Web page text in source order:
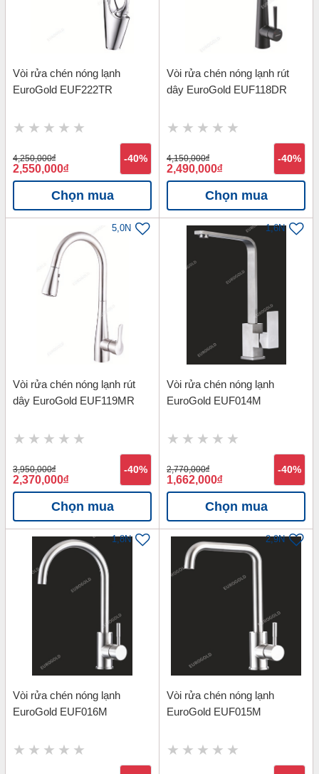
Vòi rửa chén nóng lạnh
EuroGold EUF222TR
4,250,000đ
2,550,000đ
-40%
Chọn mua
Vòi rửa chén nóng lạnh rút
dây EuroGold EUF118DR
4,150,000đ
2,490,000đ
-40%
Chọn mua
5,0N
Vòi rửa chén nóng lạnh rút
dây EuroGold EUF119MR
3,950,000đ
2,370,000đ
-40%
Chọn mua
1,6N
Vòi rửa chén nóng lạnh
EuroGold EUF014M
2,770,000đ
1,662,000đ
-40%
Chọn mua
1,8N
Vòi rửa chén nóng lạnh
EuroGold EUF016M
2,9N
Vòi rửa chén nóng lạnh
EuroGold EUF015M